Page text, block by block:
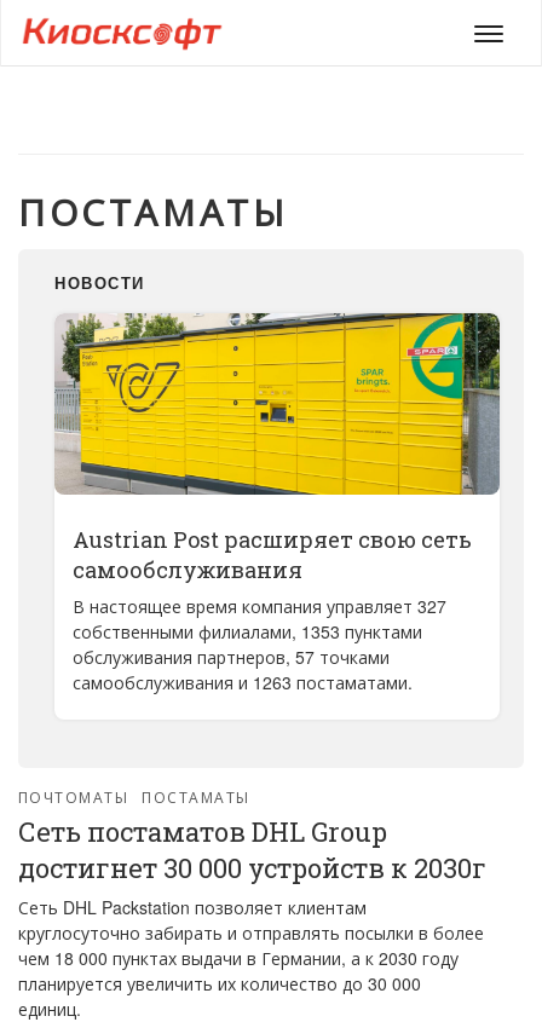
Меню
ПОСТАМАТЫ
НОВОСТИ
Austrian Post расширяет свою сеть
самообслуживания
В настоящее время компания управляет 327
собственными филиалами, 1353 пунктами
обслуживания партнеров, 57 точками
самообслуживания и 1263 постаматами.
ПОЧТОМАТЫ ПОСТАМАТЫ
Сеть постаматов DHL Group
достигнет 30 000 устройств к 2030г
Сеть DHL Packstation позволяет клиентам
круглосуточно забирать и отправлять посылки в более
чем 18 000 пунктах выдачи в Германии, а к 2030 году
планируется увеличить их количество до 30 000
единиц.